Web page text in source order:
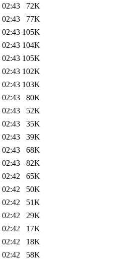
02:43
72K
02:43
77K
02:43 105K
02:43 104K
02:43 105K
02:43 102K
02:43 103K
02:43
80K
02:43
52K
02:43
35K
02:43
39K
02:43
68K
02:43
82K
02:42
65K
02:42
50K
02:42
51K
02:42
29K
02:42
17K
02:42
18K
02:42
58K